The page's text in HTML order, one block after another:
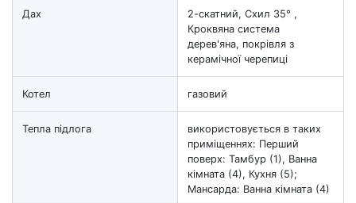
Дах
2-скатний, Схил 35° ,
Кроквяна система
дерев'яна, покрівля з
керамічної черепиці
Котел газовий
Тепла підлога
використовується в таких
приміщеннях: Перший
поверх: Тамбур (1), Ванна
кімната (4), Кухня (5);
Мансарда: Ванна кімната (4)